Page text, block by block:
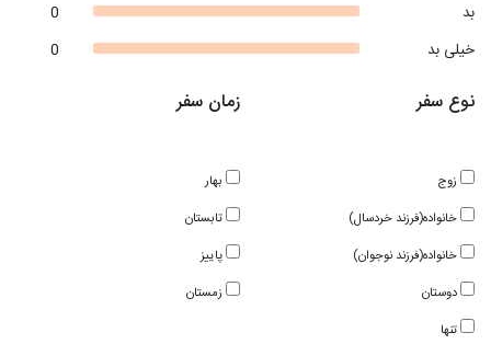
0
بد
0
خیلی بد
زمان سفر
بهار
تابستان
پاییز
زمستان
نوع سفر
زوج
خانواده(فرزند خردسال)
خانواده(فرزند نوجوان)
دوستان
تنها